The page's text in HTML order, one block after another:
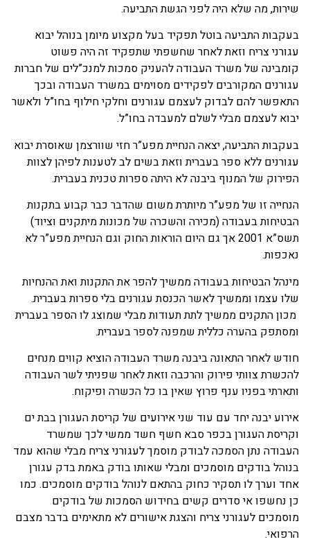
שירות, מה שלא היה לפני הגשת התביעה.
בעקבות התביעה בוטל תפקיד בעל מקצוע מיומן בנוהל יבוא
עגורני צריח וזאת לאחר שחשפתי שתפקיד זה היה פשוט
קומבינה של משרד העבודה להעניק סמכות למנכ”לים של חברות
עגורנים המקורבים לפקידים מסוימים במשרד העבודה ובכך
התאפשר להם לבדוק לעצמם עגורנים וחלקי חילוף בחו”ל ולאשר
יבוא לעצמם מבלי לשלם למעבדה בחו”ל.
בעקבות התביעה, יצאה הנחיית מפע”ר חזי שוורצמן שאוסרת יבוא
עגורנים ללא ספר בעברית וזאת בשים לב לטענות לפיהן לצוות
הפירוק של המנוף ביבנה לא היתה ספרות טכנית בעברית.
הנחייה זו של מפע”ר מיותרת משום שהדבר כבר קבוע בתקנות
הבטיחות בעבודה (מכירה והשכרה של מכונות מיתקנים וציוד)
תשס”א 2001 אך גם היום הוראות החוק וגם הנחיית מפע”ר לא
נאכפות.
מינהל הבטיחות בעבודה ממשיך להפר את התקנות ואת ההנחיות
שלו עצמו וממשיך לאשר הכנסת עגורנים בלי ספרות בעברית.
מכון התקנים ממשיך לתת תעודות מבלי שמוצג לו הספר בעברית
ומסתפק בהערה כללית שמפנה לספר בעברית.
חודש לאחר התאונה ביבנה משרד העבודה הוציא קווים מנחים
להכשרת צוותי פירוק והרכבה וזאת לאחר שפניתי לשר העבודה
ותארתי בפניו ענף פרוץ שאין בו כל הכשרה ופיקוח.
אירוע יבנה יחד עם עוד שני אירועים של קריסת העגורן בבת ים
וקריסת העגורן בכפר סבא חשף חשד ממשי לכך שמשרד
העבודה נתן הסמכה לבודק מוסמך לעגורני צריח מבלי שהוא עמד
בנוהל בודקים מוסמכים ומבלי שאותו בודק באמת בדק עגורן
אחד וערך לו תסקיר כחוק בהתאם לנוהל בודקים מוסמכים. כמו
כן נחשפו אי סדרים קשים בחידוש הסמכות של בודקים
מוסמכים לעגורני צריח והצגת אישורים לא מתאימים בדבר מצבם
הרפואי.